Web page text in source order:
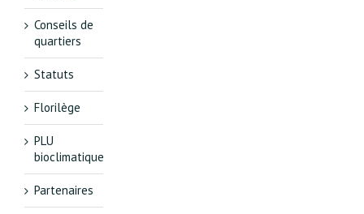
Conseils de
quartiers
Statuts
Florilège
PLU
bioclimatique
Partenaires